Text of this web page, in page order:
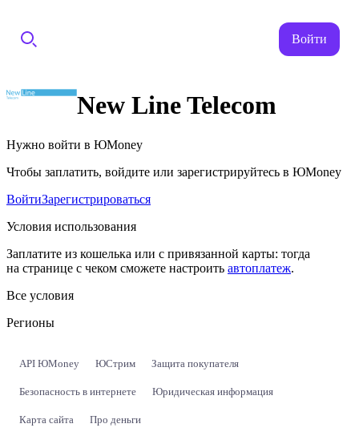
Войти
New Line Telecom
Нужно войти в ЮMoney
Чтобы заплатить, войдите или зарегистрируйтесь в ЮMoney
ВойтиЗарегистрироваться
Условия использования
Заплатите из кошелька или с привязанной карты: тогда
на странице с чеком сможете настроить автоплатеж.
Все условия
Регионы
API ЮMoney ЮСтрим Защита покупателя
Безопасность в интернете Юридическая информация
Карта сайта Про деньги